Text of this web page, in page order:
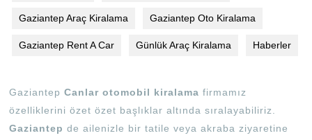
Gaziantep Araç Kiralama Gaziantep Oto Kiralama
Gaziantep Rent A Car Günlük Araç Kiralama Haberler
GaziantepCanlar otomobil kiralama firmamız
özelliklerini özet özet başlıklar altında sıralayabiliriz.
Gaziantep de ailenizle bir tatile veya akraba ziyaretine